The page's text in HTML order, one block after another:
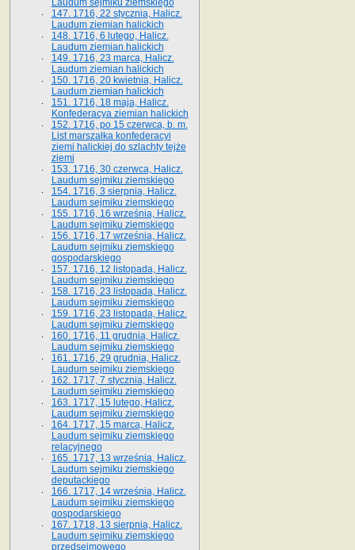
Laudum sejmiku ziemskiego
147. 1716, 22 stycznia, Halicz.
Laudum ziemian halickich
148. 1716, 6 lutego, Halicz.
Laudum ziemian halickich
149. 1716, 23 marca, Halicz.
Laudum ziemian halickich
150. 1716, 20 kwietnia, Halicz.
Laudum ziemian halickich
151. 1716, 18 maja, Halicz.
Konfederacya ziemian halickich
152. 1716, po 15 czerwca, b. m.
List marszałka konfederacyi
ziemi halickiej do szlachty tejże
ziemi
153. 1716, 30 czerwca, Halicz.
Laudum sejmiku ziemskiego
154. 1716, 3 sierpnia, Halicz.
Laudum sejmiku ziemskiego
155. 1716, 16 września, Halicz.
Laudum sejmiku ziemskiego
156. 1716, 17 września, Halicz.
Laudum sejmiku ziemskiego
gospodarskiego
157. 1716, 12 listopada, Halicz.
Laudum sejmiku ziemskiego
158. 1716, 23 listopada, Halicz.
Laudum sejmiku ziemskiego
159. 1716, 23 listopada, Halicz.
Laudum sejmiku ziemskiego
160. 1716, 11 grudnia, Halicz.
Laudum sejmiku ziemskiego
161. 1716, 29 grudnia, Halicz.
Laudum sejmiku ziemskiego
162. 1717, 7 stycznia, Halicz.
Laudum sejmiku ziemskiego
163. 1717, 15 lutego, Halicz.
Laudum sejmiku ziemskiego
164. 1717, 15 marca, Halicz.
Laudum sejmiku ziemskiego
relacyjnego
165. 1717, 13 września, Halicz.
Laudum sejmiku ziemskiego
deputackiego
166. 1717, 14 września, Halicz.
Laudum sejmiku ziemskiego
gospodarskiego
167. 1718, 13 sierpnia, Halicz.
Laudum sejmiku ziemskiego
przedsejmowego